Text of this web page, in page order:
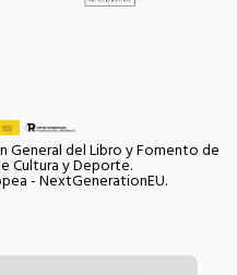
del Libro y Fomento de
Cultura y Deporte.
- NextGenerationEU.